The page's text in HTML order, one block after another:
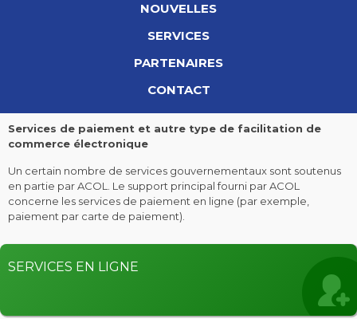
NOUVELLES
SERVICES
PARTENAIRES
CONTACT
Services de paiement et autre type de facilitation de
commerce électronique
Un certain nombre de services gouvernementaux sont soutenus
en partie par ACOL. Le support principal fourni par ACOL
concerne les services de paiement en ligne (par exemple,
paiement par carte de paiement).
SERVICES EN LIGNE